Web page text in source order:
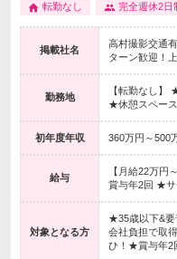
転勤なし 完全週休2日
掲載社名
高村撮影交通
ターン歓迎！
勤務地
【転勤なし】
★休憩スペー
初年度年収 360万円～500
給与
【月給22万円
賞与年2回 ★
対象となる方
★35歳以下&要
会社負担で取
ひ！★賞与年2